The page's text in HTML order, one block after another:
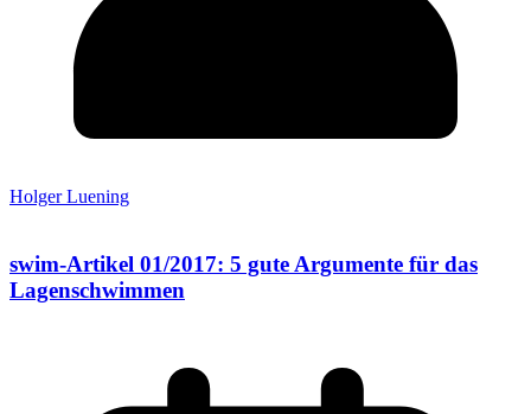
Holger Luening
swim-Artikel 01/2017: 5 gute Argumente für das
Lagenschwimmen